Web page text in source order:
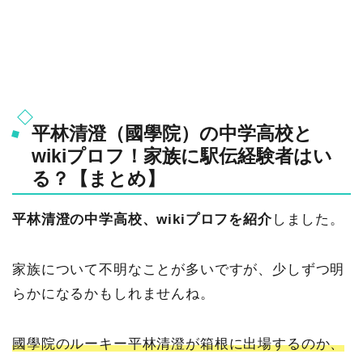
平林清澄（國學院）の中学高校と
wikiプロフ！家族に駅伝経験者はい
る？【まとめ】
平林清澄の中学高校、wikiプロフを紹介しました。
家族について不明なことが多いですが、少しずつ明
らかになるかもしれませんね。
國學院のルーキー平林清澄が箱根に出場するのか、